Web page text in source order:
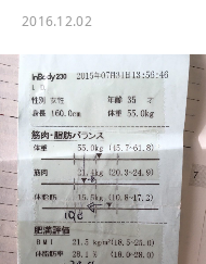
2016.12.02